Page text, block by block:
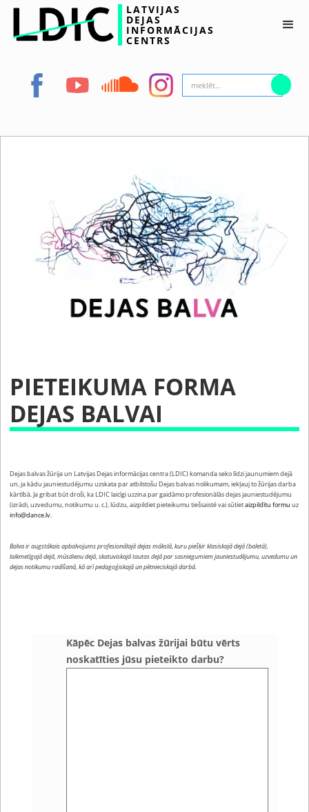
LATVIJAS
DEJAS
INFORMĀCIJAS
CENTRS
PIETEIKUMA FORMA
DEJAS BALVAI
Dejas balvas žūrija un Latvijas Dejas informācijas centra (LDIC) komanda seko līdzi jaunumiem dejā
un, ja kādu jauniestudējumu uzskata par atbilstošu Dejas balvas nolikumam, iekļauj to žūrijas darba
kārtībā. Ja gribat būt droši, ka LDIC laicīgi uzzina par gaidāmo profesionālās dejas jauniestudējumu
(izrādi, uzvedumu, notikumu u. c.), lūdzu, aizpildiet pieteikumu tiešsaistē vai sūtietaizpildītu formu uz
info@dance.lv.
Balva ir augstākais apbalvojums profesionālajā dejas mākslā, kuru piešķir klasiskajā dejā (baletā),
laikmetīgajā dejā, mūsdienu dejā, skatuviskajā tautas dejā par sasniegumiem jauniestudējumu, uzvedumu un
dejas notikumu radīšanā, kā arī pedagoģiskajā un pētnieciskajā darbā.
Kāpēc Dejas balvas žūrijai būtu vērts
noskatīties jūsu pieteikto darbu?